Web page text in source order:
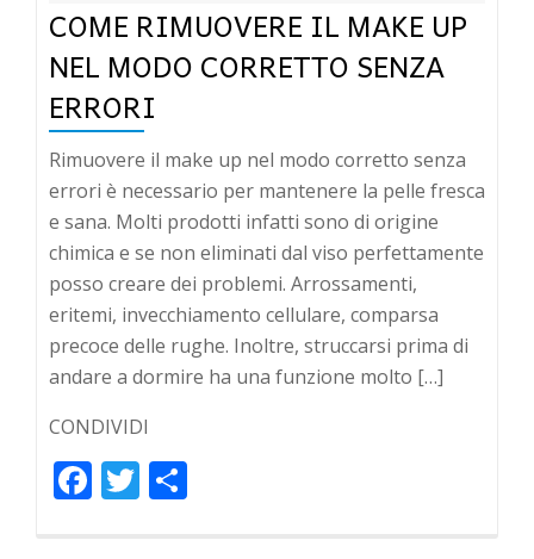
COME RIMUOVERE IL MAKE UP
NEL MODO CORRETTO SENZA
ERRORI
Rimuovere il make up nel modo corretto senza
errori è necessario per mantenere la pelle fresca
e sana. Molti prodotti infatti sono di origine
chimica e se non eliminati dal viso perfettamente
posso creare dei problemi. Arrossamenti,
eritemi, invecchiamento cellulare, comparsa
precoce delle rughe. Inoltre, struccarsi prima di
andare a dormire ha una funzione molto […]
CONDIVIDI
FacebookTwitter